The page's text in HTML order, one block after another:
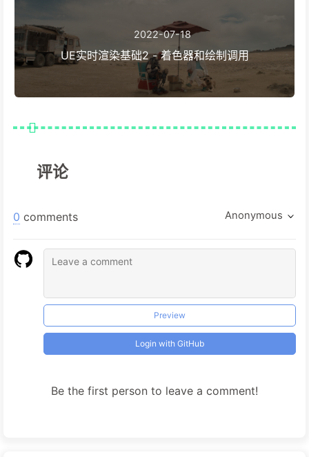
2022-07-18
UE实时渲染基础2 - 着色器和绘制调用
评论
0 comments Anonymous
Preview
Login with GitHub
Be the first person to leave a comment!